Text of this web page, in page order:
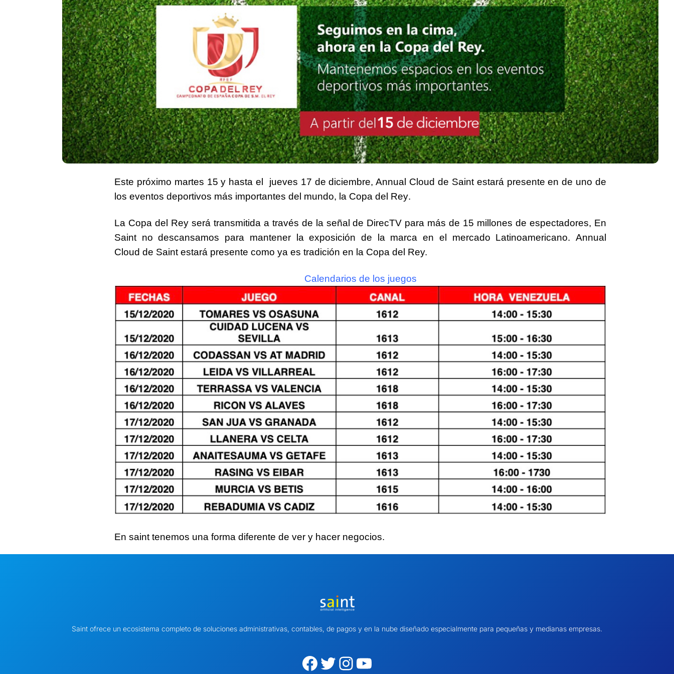
Este próximo martes 15y hasta el jueves 17 de diciembre, Annual Cloud de Saint estará presente en de uno de
los eventos deportivos más importantes del mundo, la Copa del Rey.
La Copa del Rey será transmitida a través de la señal de DirecTV para más de 15 millones de espectadores, En
Saint no descansamos para mantener la exposición de la marca en el mercado Latinoamericano. Annual
Cloud de Saint estará presente como ya es tradición en la Copa del Rey.
Calendarios de los juegos
En saint tenemos una forma diferente de ver y hacer negocios.
Saint ofrece un ecosistema completo de soluciones administrativas, contables, de pagos y en la nube diseñado especialmente para pequeñas y medianas empresas.
Facebook Twitter Instagram YouTube